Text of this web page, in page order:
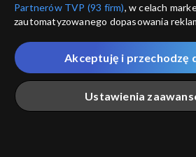
Zwierzaki Czytaki
Podziemna atrakcja
turystyczna
Partnerów TVP (93 firm), w celach
zautomatyzowanego dopasowania
które wskazujemy poniżej, a także zgody
przez nas identyfikatora PPID do
Twoje dane osobowe zbierane podczas
Ciebie naszych
poszczególnych
„Portalem”, w tym informacje
Ustawienia
Akceptuję i przechodzę